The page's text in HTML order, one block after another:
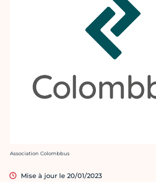
Crédit photo :
Association Colombbus
Mise à jour le 20/01/2023